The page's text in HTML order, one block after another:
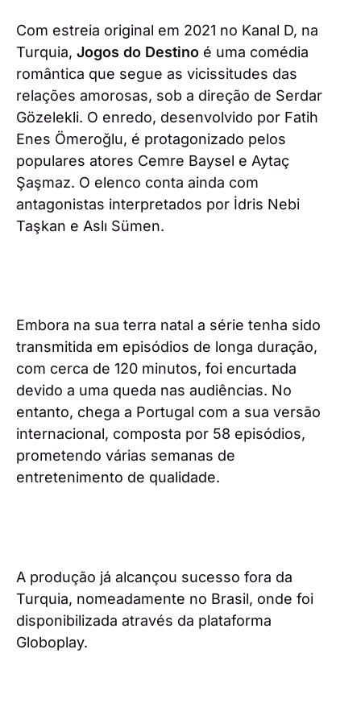
Com estreia original em 2021 no Kanal D, na
Turquia, Jogos do Destino é uma comédia
romântica que segue as vicissitudes das
relações amorosas, sob a direção de Serdar
Gözelekli. O enredo, desenvolvido por Fatih
Enes Ömeroğlu, é protagonizado pelos
populares atores Cemre Baysel e Aytaç
Şaşmaz. O elenco conta ainda com
antagonistas interpretados por İdris Nebi
Taşkan e Aslı Sümen.
Embora na sua terra natal a série tenha sido
transmitida em episódios de longa duração,
com cerca de 120 minutos, foi encurtada
devido a uma queda nas audiências. No
entanto, chega a Portugal com a sua versão
internacional, composta por 58 episódios,
prometendo várias semanas de
entretenimento de qualidade.
A produção já alcançou sucesso fora da
Turquia, nomeadamente no Brasil, onde foi
disponibilizada através da plataforma
Globoplay.